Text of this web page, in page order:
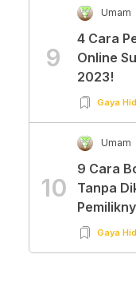
9
Umam
4 Cara
Online
2023!
Gaya
10
Umam
9 Cara
Tanpa
Gaya